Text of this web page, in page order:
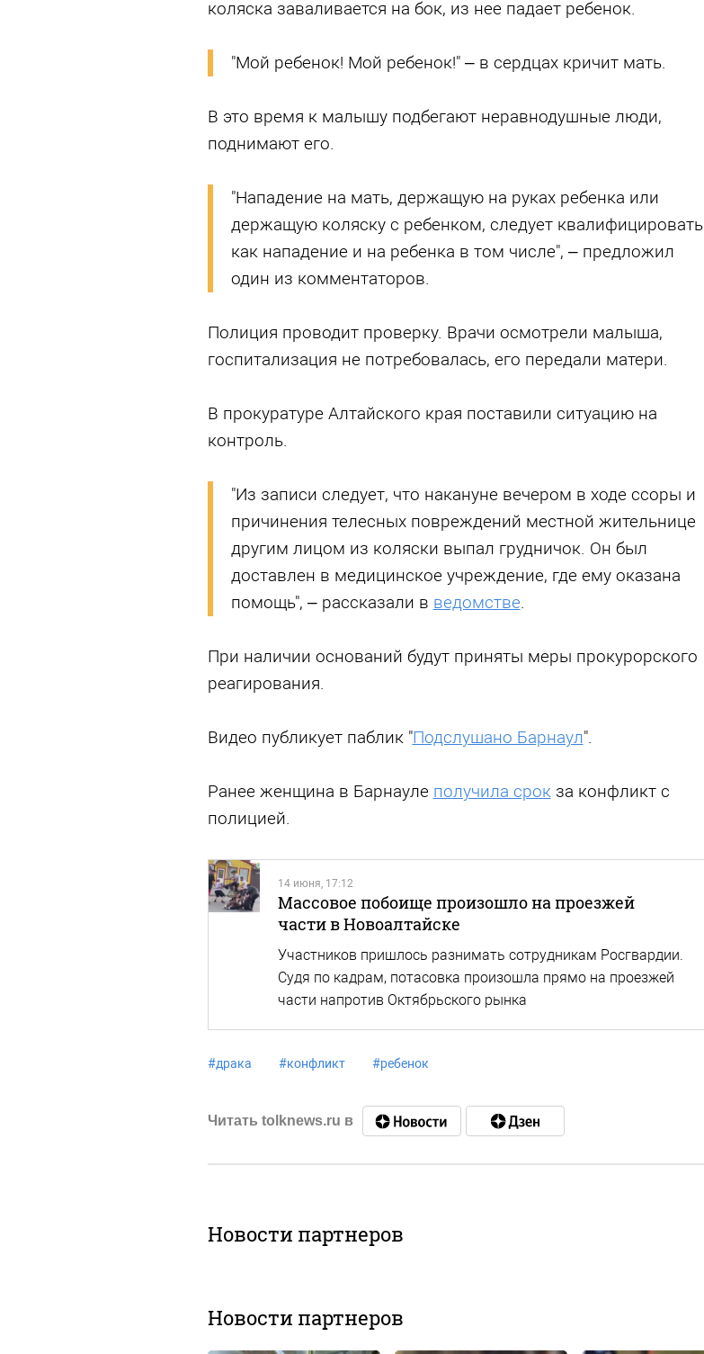
коляска заваливается на бок, из нее падает ребенок.
"Мой ребенок! Мой ребенок!" – в сердцах кричит мать.
В это время к малышу подбегают неравнодушные люди,
поднимают его.
"Нападение на мать, держащую на руках ребенка или
держащую коляску с ребенком, следует квалифицировать
как нападение и на ребенка в том числе", – предложил
один из комментаторов.
Полиция проводит проверку. Врачи осмотрели малыша,
госпитализация не потребовалась, его передали матери.
В прокуратуре Алтайского края поставили ситуацию на
контроль.
"Из записи следует, что накануне вечером в ходе ссоры и
причинения телесных повреждений местной жительнице
другим лицом из коляски выпал грудничок. Он был
доставлен в медицинское учреждение, где ему оказана
помощь", – рассказали в ведомстве.
При наличии оснований будут приняты меры прокурорского
реагирования.
Видео публикует паблик "Подслушано Барнаул".
Ранее женщина в Барнауле получила срокза конфликт с
полицией.
14 июня, 17:12
Массовое побоище произошло на проезжей
части в Новоалтайске
Участников пришлось разнимать сотрудникам Росгвардии.
Судя по кадрам, потасовка произошла прямо на проезжей
части напротив Октябрьского рынка
#драка #конфликт #ребенок
Читать tolknews.ru в
Новости партнеров
Новости партнеров